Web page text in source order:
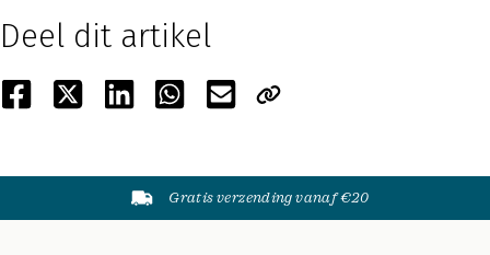
Deel dit artikel
Gratis verzending vanaf €20